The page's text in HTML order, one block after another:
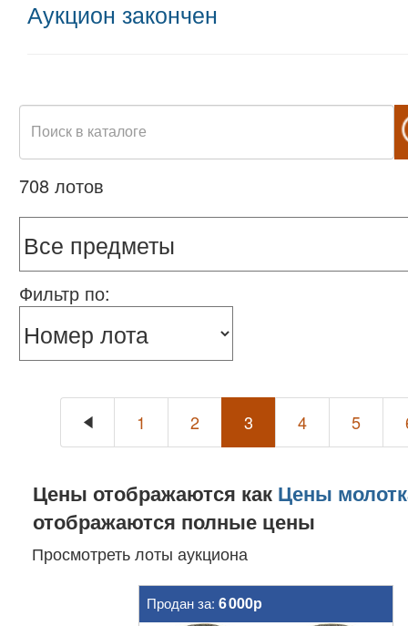
Аукцион закончен
708 лотов
Фильтр по:
1 2 3 4 5
Цены отображаются как Цены
отображаются полные цены
Просмотреть лоты аукциона
Продан за: 6 000р